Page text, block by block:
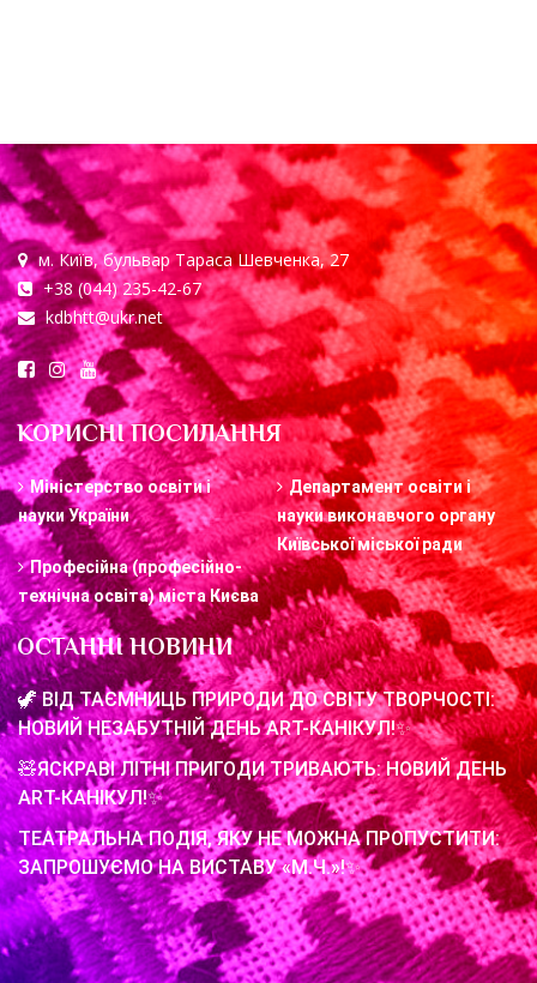
м. Київ, бульвар Тараса Шевченка, 27
+38 (044) 235-42-67
kdbhtt@ukr.net
КОРИСНІ ПОСИЛАННЯ
Міністерство освіти і
науки України
Професійна (професійно-
технічна освіта) міста Києва
Департамент освіти і
науки виконавчого органу
Київської міської ради
ОСТАННІ НОВИНИ
🦖 ВІД ТАЄМНИЦЬ ПРИРОДИ ДО СВІТУ ТВОРЧОСТІ:
НОВИЙ НЕЗАБУТНІЙ ДЕНЬ ART-КАНІКУЛ!✨
🧸ЯСКРАВІ ЛІТНІ ПРИГОДИ ТРИВАЮТЬ: НОВИЙ ДЕНЬ
ART-КАНІКУЛ!✨
ТЕАТРАЛЬНА ПОДІЯ, ЯКУ НЕ МОЖНА ПРОПУСТИТИ:
ЗАПРОШУЄМО НА ВИСТАВУ «М.Ч.»!✨